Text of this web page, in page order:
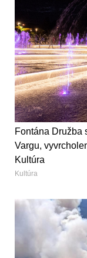
Fontána Družba
Vargu,
Kultúra
Kultúra